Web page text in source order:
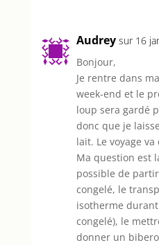
Audrey sur 16
Bonjour,
Je rentre dans
week-end et le
loup sera gardé
donc que je
lait. Le voyage
Ma question est
possible de
congelé, le
isotherme
congelé), le
donner un